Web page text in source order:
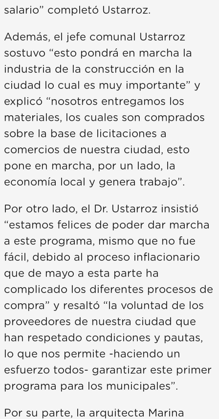
salario” completó Ustarroz.
Además, el jefe comunal Ustarroz
sostuvo “esto pondrá en marcha la
industria de la construcción en la
ciudad lo cual es muy importante” y
explicó “nosotros entregamos los
materiales, los cuales son comprados
sobre la base de licitaciones a
comercios de nuestra ciudad, esto
pone en marcha, por un lado, la
economía local y genera trabajo”.
Por otro lado, el Dr. Ustarroz insistió
“estamos felices de poder dar marcha
a este programa, mismo que no fue
fácil, debido al proceso inflacionario
que de mayo a esta parte ha
complicado los diferentes procesos de
compra” y resaltó “la voluntad de los
proveedores de nuestra ciudad que
han respetado condiciones y pautas,
lo que nos permite -haciendo un
esfuerzo todos- garantizar este primer
programa para los municipales”.
Por su parte, la arquitecta Marina